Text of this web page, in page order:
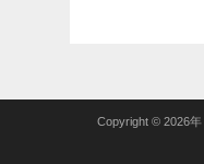
Copyright © 2026年